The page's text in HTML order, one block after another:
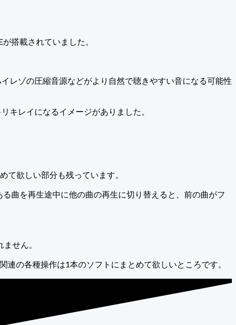
搭載されていました。
レゾの圧縮音源などがより自然で聴きやすい音になる可能性
キレイになるイメージがありました。
て欲しい部分も残っています。
曲を再生途中に他の曲の再生に切り替えると、前の曲がフ
せん。
の各種操作は1本のソフトにまとめて欲しいところです。